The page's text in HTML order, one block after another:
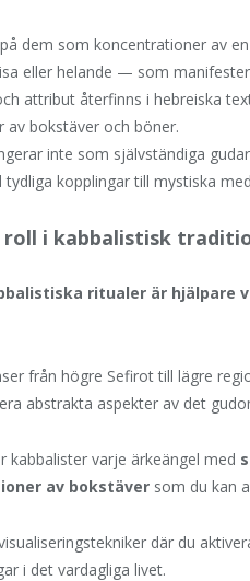
dem som koncentrationer av
eller helande — som
attribut återfinns i hebreiska
av bokstäver och böner.
inte som självständiga
tydliga kopplingar till mystiska
roll i kabbalistisk
ritualer är hjälpare
från högre Sefirot till lägre
abstrakta aspekter av det
kabbalister varje ärkeängel med
av bokstäver som du kan
där du
i det vardagliga livet.